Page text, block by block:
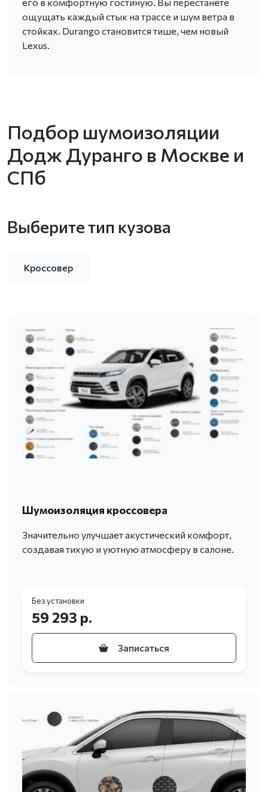
ощущать каждый стык на трассе и шум ветра в
стойках. Durango становится тише, чем новый
Lexus.
Подбор шумоизоляции
Додж Дуранго в Москве и
СПб
Выберите тип кузова
Кроссовер
Шумоизоляция кроссовера
Значительно улучшает акустический комфорт,
создавая тихую и уютную атмосферу в салоне.
Без установки
59 293 р.
Записаться